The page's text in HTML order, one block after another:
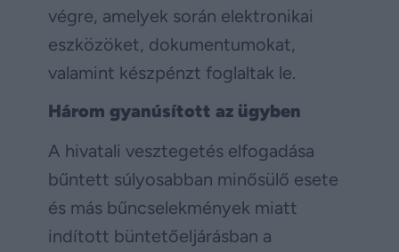
végre, amelyek során elektronikai
eszközöket, dokumentumokat,
valamint készpénzt foglaltak le.
Három gyanúsított az ügyben
A hivatali vesztegetés elfogadása
bűntett súlyosabban minősülő esete
és más bűncselekmények miatt
indított büntetőeljárásban a